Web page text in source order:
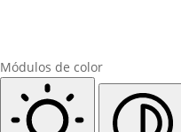
Módulos de color